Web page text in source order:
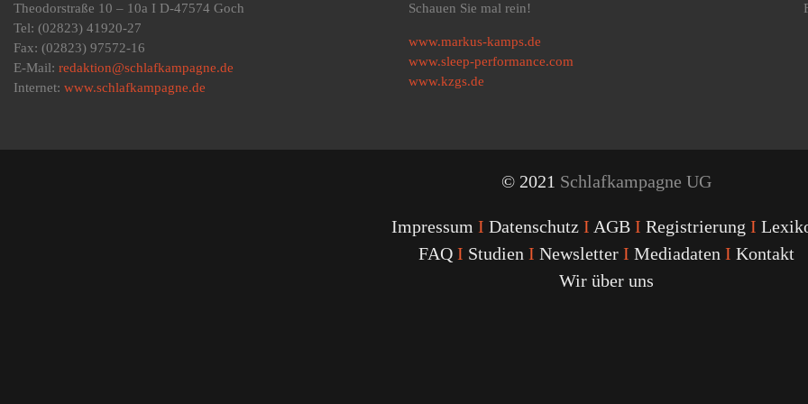
Theodorstraße 10 – 10a I D-47574 Goch
Tel: (02823) 41920-27
Fax: (02823) 97572-16
E-Mail: redaktion@schlafkampagne.de
Internet: www.schlafkampagne.de
Schauen Sie mal rein!
www.markus-kamps.de
www.sleep-performance.com
www.kzgs.de
© 2021 Schlafkampagne UG
Impressum I Datenschutz I AGB I Registrierung I
FAQ I Studien I Newsletter I Mediadaten I Kontakt
Wir über uns